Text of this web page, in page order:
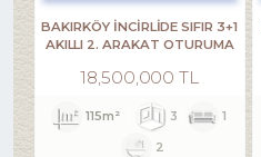
BAKIRKÖY İNCİRLİDE SIFIR 3+1
AKILLI 2. ARAKAT OTURUMA
18,500,000 TL
115m² 3
1
2